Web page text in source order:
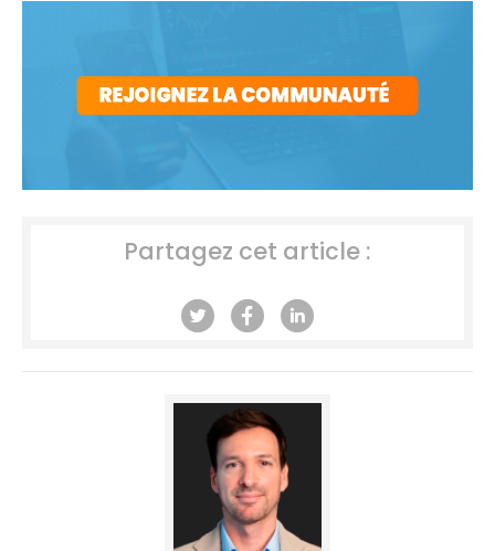
Partagez cet article :